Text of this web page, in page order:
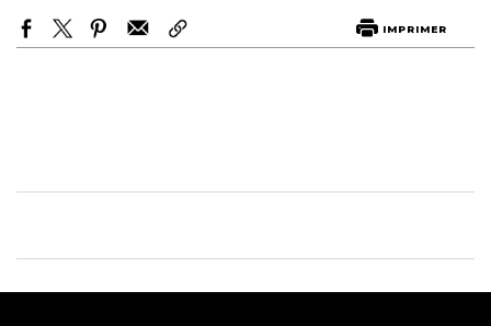
IMPRIMER